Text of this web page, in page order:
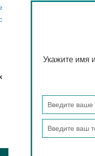
Укажите имя